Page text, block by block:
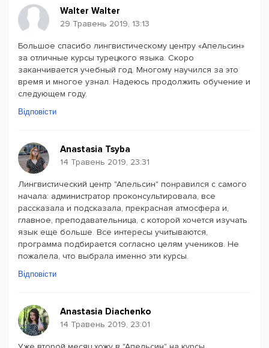
Walter Walter
29 Травень 2019, 13:13
Большое спасибо лингвистическому центру «Апельсин»
за отличные курсы турецкого языка. Скоро
заканчивается учебный год. Многому научился за это
время и многое узнал. Надеюсь продолжить обучение и
следующем году.
Відповісти
Anastasia Tsyba
14 Травень 2019, 23:31
Лингвистический центр "Апельсин" понравился с самого
начала: администратор проконсультировала, все
рассказала и подсказала, прекрасная атмосфера и,
главное, преподавательница, с которой хочется изучать
язык еще больше. Все интересы учитываются,
программа подбирается согласно целям учеников. Не
пожалела, что выбрала именно эти курсы.
Відповісти
Anastasia Diachenko
14 Травень 2019, 23:01